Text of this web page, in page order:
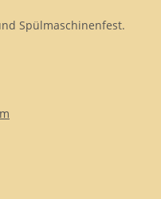
Spülmaschinenfest.